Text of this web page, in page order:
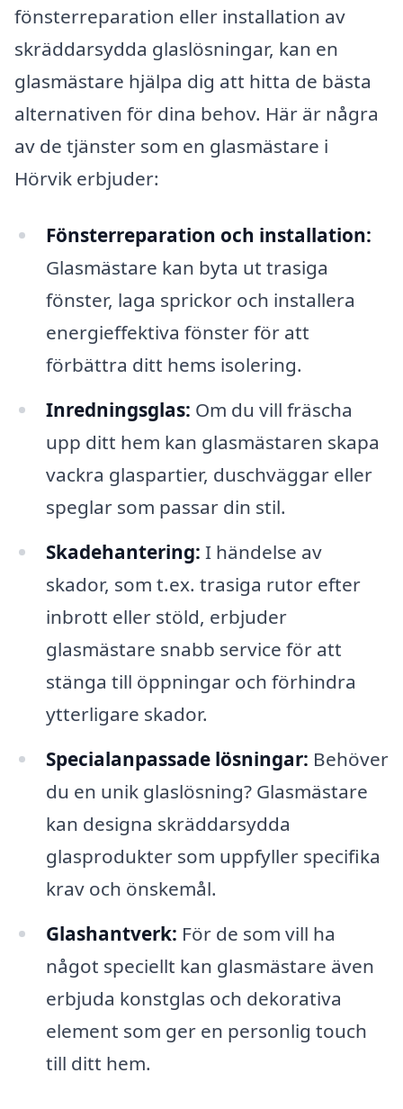
fönsterreparation eller installation av
skräddarsydda glaslösningar, kan en
glasmästare hjälpa dig att hitta de bästa
alternativen för dina behov. Här är några
av de tjänster som en glasmästare i
Hörvik erbjuder:
Fönsterreparation och installation:
Glasmästare kan byta ut trasiga
fönster, laga sprickor och installera
energieffektiva fönster för att
förbättra ditt hems isolering.
Inredningsglas: Om du vill fräscha
upp ditt hem kan glasmästaren skapa
vackra glaspartier, duschväggar eller
speglar som passar din stil.
Skadehantering: I händelse av
skador, som t.ex. trasiga rutor efter
inbrott eller stöld, erbjuder
glasmästare snabb service för att
stänga till öppningar och förhindra
ytterligare skador.
Specialanpassade lösningar: Behöver
du en unik glaslösning? Glasmästare
kan designa skräddarsydda
glasprodukter som uppfyller specifika
krav och önskemål.
Glashantverk: För de som vill ha
något speciellt kan glasmästare även
erbjuda konstglas och dekorativa
element som ger en personlig touch
till ditt hem.